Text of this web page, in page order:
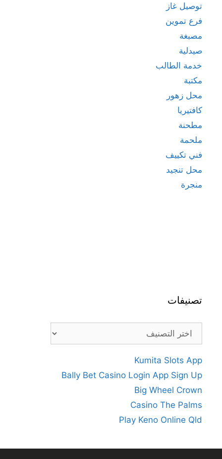
توصيل غاز
فرع تموين
مصبغة
صيدلية
خدمة الطالب
مكتبة
محل زهور
كافتيريا
مطحنة
ملحمة
فني تكييف
محل تنجيد
منجرة
تصنيفات
تصنيفات
Kumita Slots App
Bally Bet Casino Login App Sign Up
Big Wheel Crown
Casino The Palms
Play Keno Online Qld